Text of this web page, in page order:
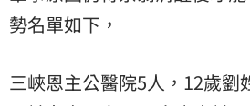
勢名單如下，
三峽恩主公醫院5人，12歲劉